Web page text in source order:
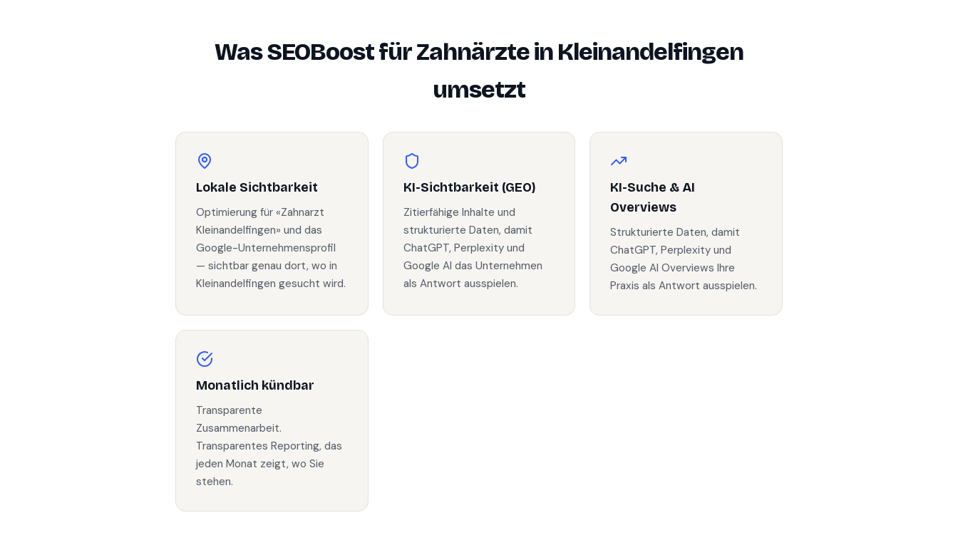
Was SEOBoost fürZahnärztein Kleinandelfingen
umsetzt
Lokale Sichtbarkeit
Optimierung für «Zahnarzt
Kleinandelfingen» und das
Google-Unternehmensprofil
— sichtbar genau dort, wo in
Kleinandelfingen gesucht wird.
KI-Sichtbarkeit (GEO)
Zitierfähige Inhalte und
strukturierte Daten, damit
ChatGPT, Perplexity und
Google AI das Unternehmen
als Antwort ausspielen.
KI-Suche & AI
Overviews
Strukturierte Daten, damit
ChatGPT, Perplexity und
Google AI Overviews Ihre
Praxis als Antwort ausspielen.
Monatlich kündbar
Transparente
Zusammenarbeit.
Transparentes Reporting, das
jeden Monat zeigt, wo Sie
stehen.